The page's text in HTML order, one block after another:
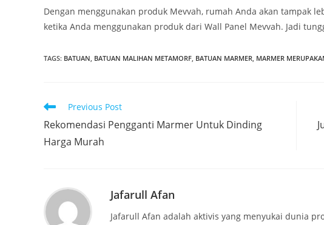
Dengan menggunakan produk Mevvah, rumah Anda akan tampak
ketika Anda menggunakan produk dari Wall Panel Mevvah. Jadi
TAGS: BATUAN, BATUAN MALIHAN METAMORF, BATUAN MARMER, MARMER
Read
more
articles
Previous Post
Rekomendasi Pengganti Marmer Untuk Dinding
Harga Murah
Jafarull Afan
Jafarull Afan adalah aktivis yang menyukai dunia